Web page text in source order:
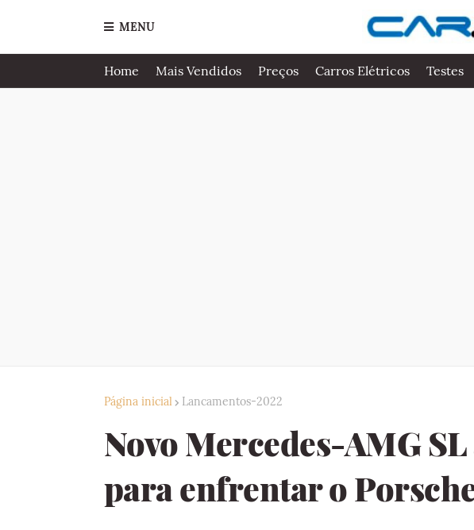
MENU
Home Mais Vendidos Preços Carros Elétricos Testes
Página inicial Lancamentos-2022
Novo Mercedes-AMG
para enfrentar o Porsche